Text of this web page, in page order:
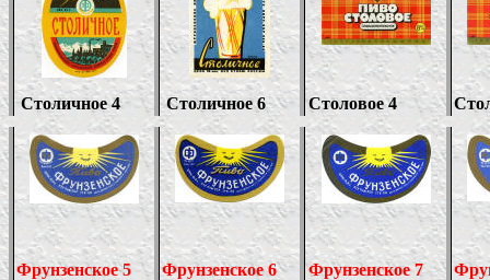
Столичное 4 Столичное 6 Столовое 4
Фрунзенское 5 Фрунзенское 6 Фрунзенское 7